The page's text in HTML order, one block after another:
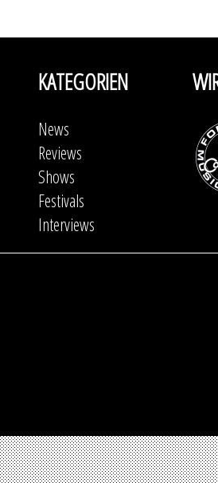
KATEGORIEN
News
Reviews
Shows
Festivals
Interviews